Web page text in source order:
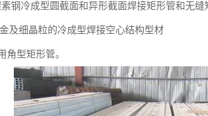
钢冷成型圆截面和异形截面焊接矩形管和无缝
及细晶粒的冷成型焊接空心结构型材
角型矩形管。